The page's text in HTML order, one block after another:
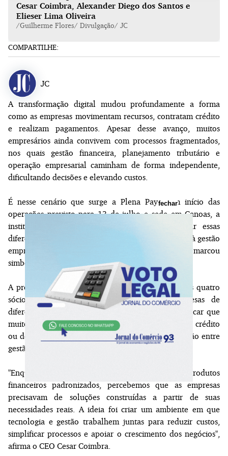
Cesar Coimbra, Alexander Diego dos Santos e
Elieser Lima Oliveira
/Guilherme Flores/ Divulgação/ JC
COMPARTILHE:
JC
A transformação digital mudou profundamente a forma
como as empresas movimentam recursos, contratam crédito
e realizam pagamentos. Apesar desse avanço, muitos
empresários ainda convivem com processos fragmentados,
nos quais gestão financeira, planejamento tributário e
operação empresarial caminham de forma independente,
dificultando decisões e elevando custos.
É nesse cenário que surge a Plena Pay. Com início das
operações previsto para 13 de julho e sede em Canoas, a
instituição chega ao mercado propondo integrar essas
diferentes frentes em um único ecossistema voltado à gestão
empresarial. O lançamento realizado em Gramado marcou
simbolicamente a apresentação da marca.
A proposta nasceu da experiência acumulada pelos quatro
sócios ao longo de décadas atendendo empresas de
diferentes segmentos. Essa vivência permitiu identificar que
muitos desafios não decorrem apenas da oferta de crédito
ou de produtos bancários, mas da falta de integração entre
gestão financeira, tributação e operação.
"Enquanto o mercado tradicional oferece produtos
financeiros padronizados, percebemos que as empresas
precisavam de soluções construídas a partir de suas
necessidades reais. A ideia foi criar um ambiente em que
tecnologia e gestão trabalhem juntas para reduzir custos,
simplificar processos e apoiar o crescimento dos negócios",
afirma o CEO Cesar Coimbra.
fechar